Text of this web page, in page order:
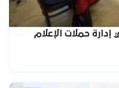
حملات الإعلام